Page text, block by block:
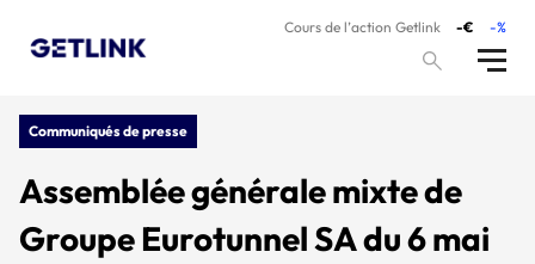
Cours de l’action Getlink -€ -%
Communiqués de presse
Assemblée générale mixte de
Groupe Eurotunnel SA du 6 mai